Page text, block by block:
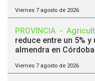
Viernes 7 agosto de 2026
PROVINCIA -
reduce entre un 5%
almendra en Córdoba
Viernes 7 agosto de 2026